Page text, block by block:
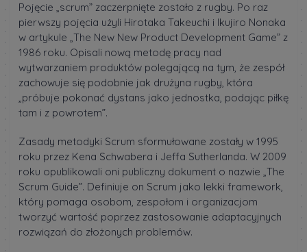
Pojęcie „scrum” zaczerpnięte zostało z rugby. Po raz
pierwszy pojęcia użyli Hirotaka Takeuchi i Ikujiro Nonaka
w artykule „The New New Product Development Game” z
1986 roku. Opisali nową metodę pracy nad
wytwarzaniem produktów polegającą na tym, że zespół
zachowuje się podobnie jak drużyna rugby, która
„próbuje pokonać dystans jako jednostka, podając piłkę
tam i z powrotem”.
Zasady metodyki Scrum sformułowane zostały w 1995
roku przez Kena Schwabera i Jeffa Sutherlanda. W 2009
roku opublikowali oni publiczny dokument o nazwie „The
Scrum Guide”. Definiuje on Scrum jako lekki framework,
który pomaga osobom, zespołom i organizacjom
tworzyć wartość poprzez zastosowanie adaptacyjnych
rozwiązań do złożonych problemów.